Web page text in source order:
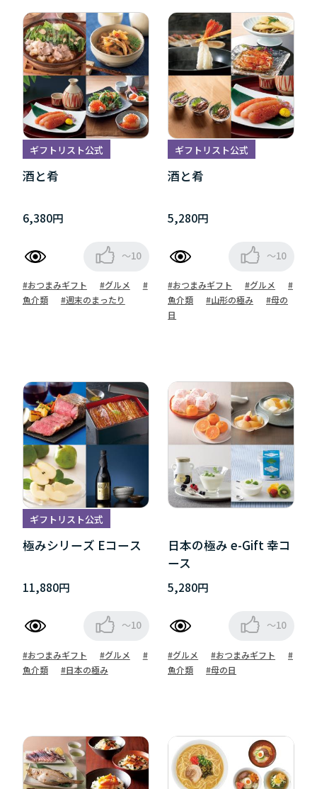
ギフトリスト公式
酒と肴
6,380円
～10
#おつまみギフト #グルメ
#
魚介類
#週末のまったり
ギフトリスト公式
酒と肴
5,280円
～10
#おつまみギフト #グルメ
#
魚介類
#山形の極み
#母の
日
ギフトリスト公式
極みシリーズ Eコース
11,880円
～10
#おつまみギフト #グルメ
#
魚介類
#日本の極み
日本の極み e-Gift 幸コ
ース
5,280円
～10
#グルメ #おつまみギフト
#
魚介類
#母の日